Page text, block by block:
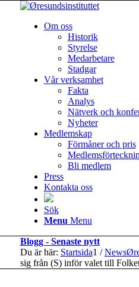
Om oss
Historik
Styrelse
Medarbetare
Stadgar
Vår verksamhet
Fakta
Analys
Nätverk och
Nyheter
Medlemskap
Förmåner och pris
Bli medlem
Press
Kontakta oss
Sök
Menu Menu
Blogg - Senaste nytt
Du är här: Startsida1 /
sig från (S) inför valet till